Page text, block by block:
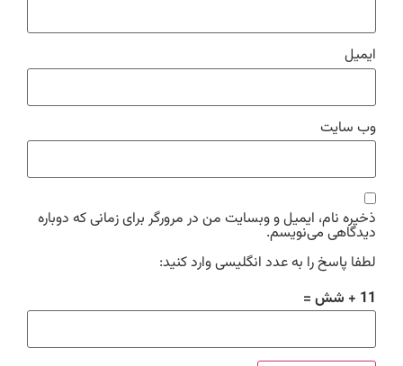
ایمیل
وب‌ سایت
ذخیره نام، ایمیل و وبسایت من در مرورگر برای زمانی که دوباره
دیدگاهی می‌نویسم.
لطفا پاسخ را به عدد انگلیسی وارد کنید:
11 + شش =